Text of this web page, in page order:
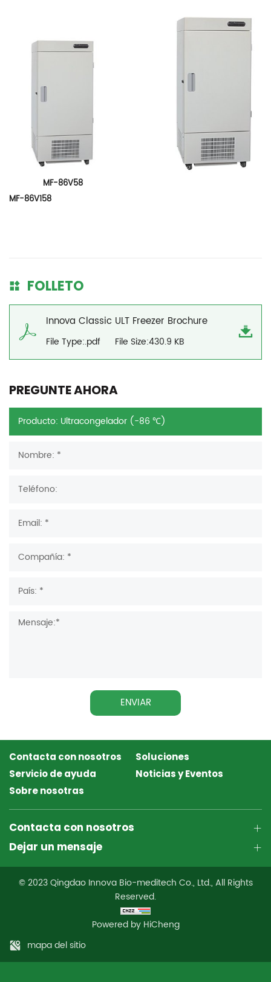
MF-86V58
MF-86V158
FOLLETO
Innova Classic ULT Freezer Brochure
File Type:.pdf File Size:430.9 KB
PREGUNTE AHORA
ENVIAR
Contacta con nosotros
Soluciones
Servicio de ayuda
Noticias y Eventos
Sobre nosotras
Contacta con nosotros
Dejar un mensaje
© 2023 Qingdao Innova Bio-meditech Co., Ltd., All Rights
Reserved.
Powered by HiCheng
mapa del sitio